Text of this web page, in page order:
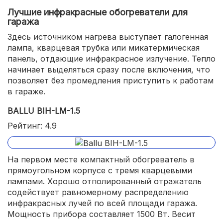
Лучшие инфракрасные обогреватели для
гаража
Здесь источником нагрева выступает галогенная
лампа, кварцевая трубка или микатермическая
панель, отдающие инфракрасное излучение. Тепло
начинает выделяться сразу после включения, что
позволяет без промедления приступить к работам
в гараже.
BALLU BIH-LM-1.5
Рейтинг: 4.9
На первом месте компактный обогреватель в
прямоугольном корпусе с тремя кварцевыми
лампами. Хорошо отполированный отражатель
содействует равномерному распределению
инфракрасных лучей по всей площади гаража.
Мощность прибора составляет 1500 Вт. Весит